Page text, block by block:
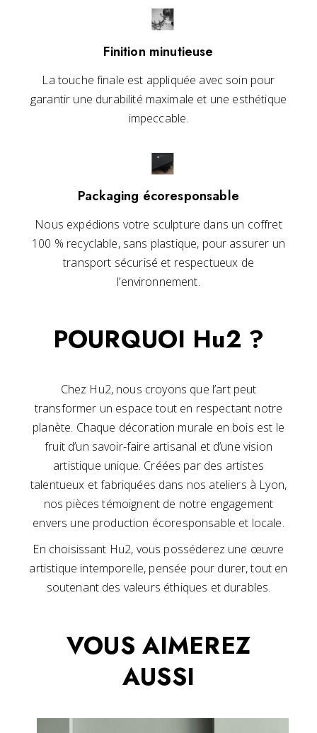
Finition minutieuse
La touche finale est appliquée avec soin pour
garantir une durabilité maximale et une esthétique
impeccable.
Packaging écoresponsable
Nous expédions votre sculpture dans un coffret
100 % recyclable, sans plastique, pour assurer un
transport sécurisé et respectueux de
l’environnement.
POURQUOI Hu2 ?
Chez Hu2, nous croyons que l’art peut
transformer un espace tout en respectant notre
planète. Chaque décoration murale en bois est le
fruit d’un savoir-faire artisanal et d’une vision
artistique unique. Créées par des artistes
talentueux et fabriquées dans nos ateliers à Lyon,
nos pièces témoignent de notre engagement
envers une production écoresponsable et locale.
En choisissant Hu2, vous posséderez une œuvre
artistique intemporelle, pensée pour durer, tout en
soutenant des valeurs éthiques et durables.
VOUS AIMEREZ
AUSSI